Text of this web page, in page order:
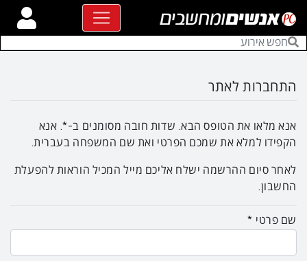
התחברות לאתר
אנא מלאו את הטופס הבא. שדות חובה מסומנים ב-*. אנא
הקפידו למלא את שמכם הפרטי ואת שם המשפחה בעברית.
לאחר סיום ההרשמה ישלח אליכם מייל המכיל הוראות להפעלת
החשבון.
שם פרטי